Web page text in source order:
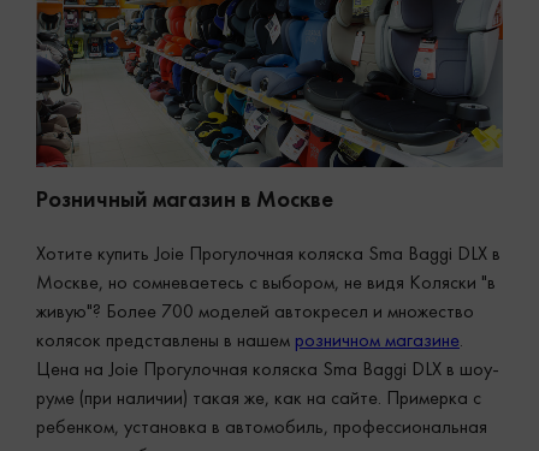
Розничный магазин в Москве
Хотите купить Joie Прогулочная коляска Sma Baggi DLX в
Москве, но сомневаетесь с выбором, не видя Коляски "в
живую"? Более 700 моделей автокресел и множество
колясок представлены в нашем розничном магазине.
Цена на Joie Прогулочная коляска Sma Baggi DLX в шоу-
руме (при наличии) такая же, как на сайте. Примерка с
ребенком, установка в автомобиль, профессиональная